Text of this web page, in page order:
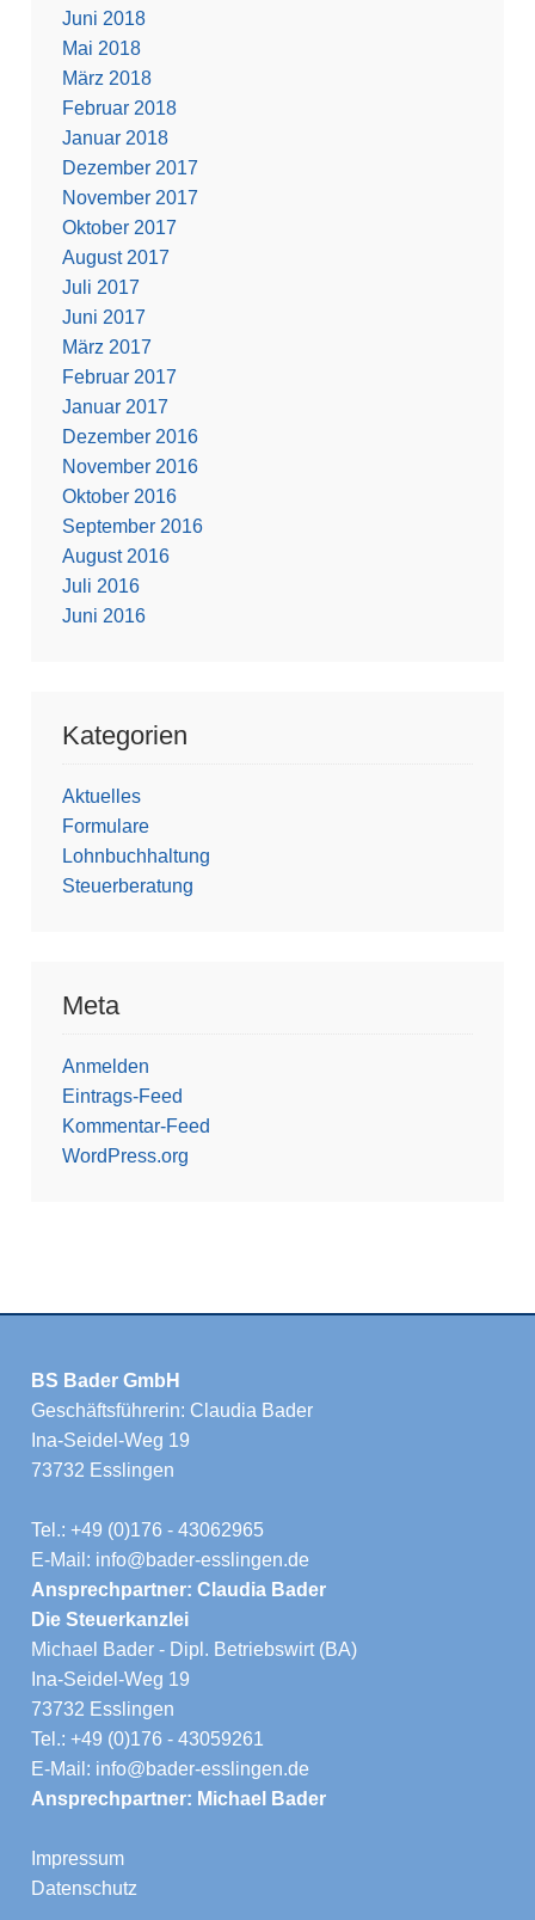
Juni 2018
Mai 2018
März 2018
Februar 2018
Januar 2018
Dezember 2017
November 2017
Oktober 2017
August 2017
Juli 2017
Juni 2017
März 2017
Februar 2017
Januar 2017
Dezember 2016
November 2016
Oktober 2016
September 2016
August 2016
Juli 2016
Juni 2016
Kategorien
Aktuelles
Formulare
Lohnbuchhaltung
Steuerberatung
Meta
Anmelden
Eintrags-Feed
Kommentar-Feed
WordPress.org
BS Bader GmbH
Geschäftsführerin: Claudia Bader
Ina-Seidel-Weg 19
73732 Esslingen
Tel.: +49 (0)176 - 43062965
E-Mail: info@bader-esslingen.de
Ansprechpartner: Claudia Bader
Die Steuerkanzlei
Michael Bader - Dipl. Betriebswirt (BA)
Ina-Seidel-Weg 19
73732 Esslingen
Tel.: +49 (0)176 - 43059261
E-Mail: info@bader-esslingen.de
Ansprechpartner: Michael Bader
Impressum
Datenschutz